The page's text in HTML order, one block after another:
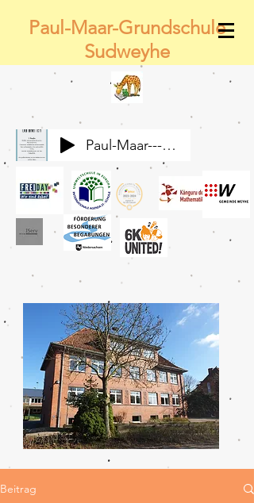
Paul-Maar-Grundschule
Sudweyhe
Paul-Maar---Wir-alle-gemeinsam
Beitrag